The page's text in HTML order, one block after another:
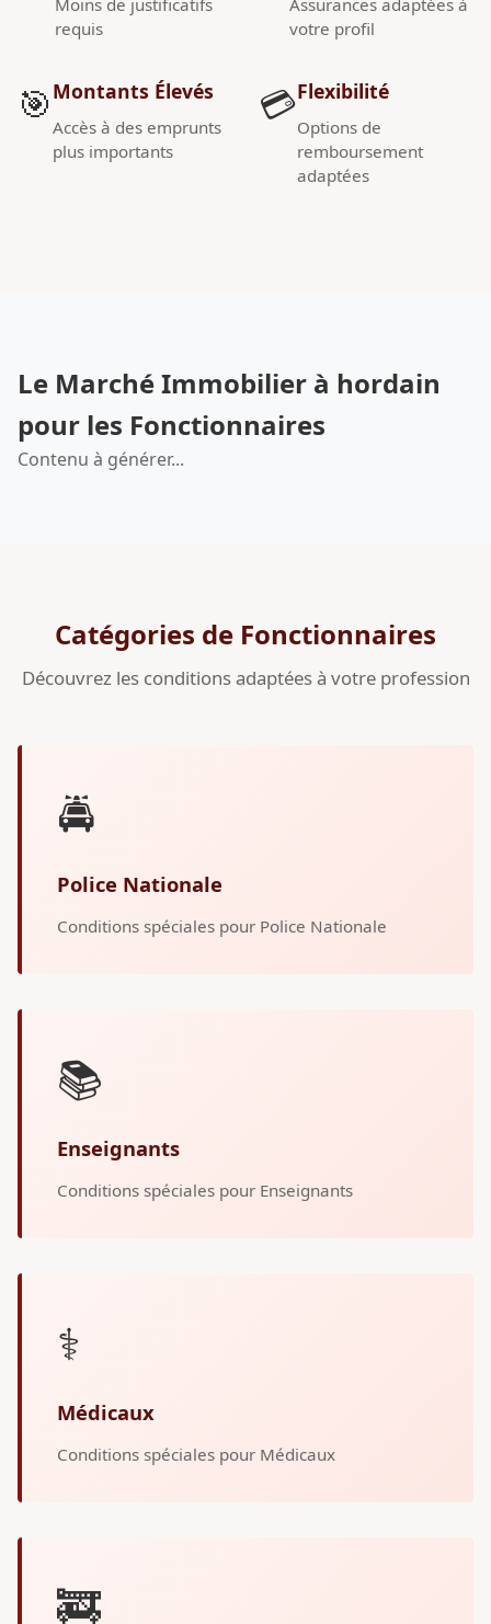
requis
🎯 Montants Élevés
Accès à des emprunts
plus importants
votre profil
💳Flexibilité
Options de
remboursement
adaptées
Le Marché Immobilier à hordain
pour les Fonctionnaires
Contenu à générer...
Catégories de Fonctionnaires
Découvrez les conditions adaptées à votre profession
🚔
Police Nationale
Conditions spéciales pour Police Nationale
📚
Enseignants
Conditions spéciales pour Enseignants
⚕️
Médicaux
Conditions spéciales pour Médicaux
🚒